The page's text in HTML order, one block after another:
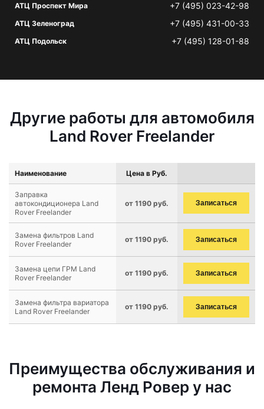
АТЦ Проспект Мира +7 (495) 023-42-98
АТЦ Зеленоград +7 (495) 431-00-33
АТЦ Подольск +7 (495) 128-01-88
Другие работы для автомобиля
Land Rover Freelander
Наименование Цена в Руб.
Заправка
автокондиционера Land
Rover Freelander
от 1190 руб. Записаться
Замена фильтров Land
Rover Freelander
от 1190 руб. Записаться
Замена цепи ГРМ Land
Rover Freelander
от 1190 руб. Записаться
Замена фильтра вариатора
Land Rover Freelander
от 1190 руб. Записаться
Преимущества обслуживания и
ремонта Ленд Ровер у нас